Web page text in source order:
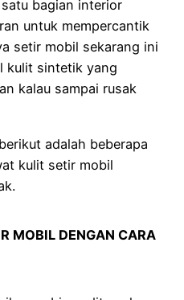
bagian interior
untuk mempercantik
setir mobil sekarang ini
kulit sintetik yang
kalau sampai rusak
adalah beberapa
kulit setir mobil
MOBIL DENGAN CARA